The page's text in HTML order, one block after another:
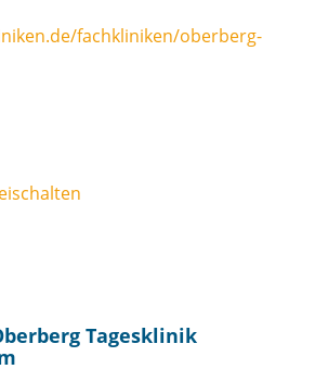
fachkliniken/oberberg-
Tagesklinik